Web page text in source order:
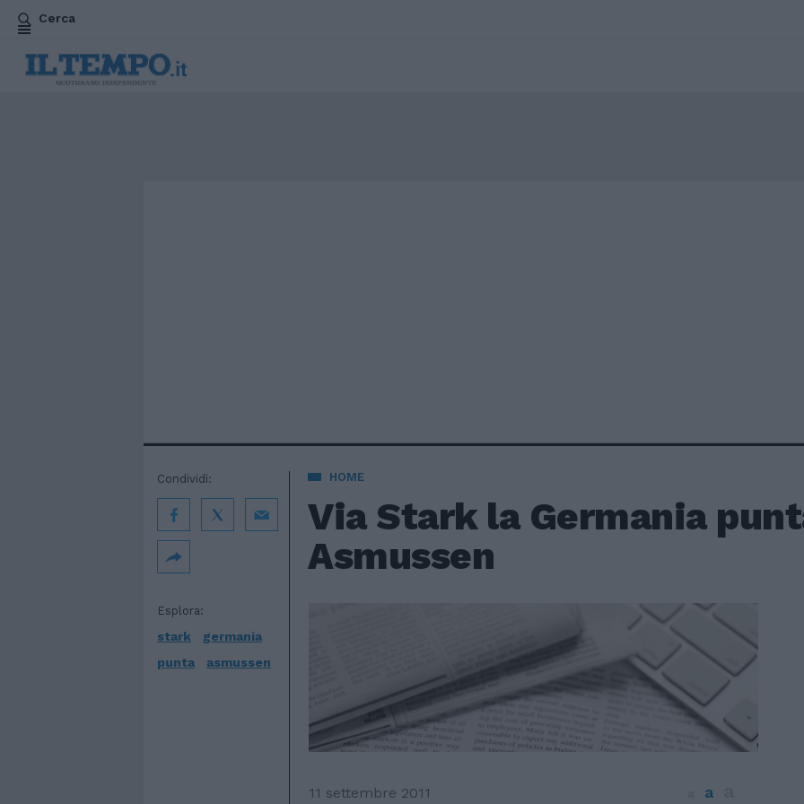
Cerca
HOME
Via Stark la Germania
Asmussen
Esplora:
stark
germania
punta
asmussen
Condividi:
11 settembre 2011 a